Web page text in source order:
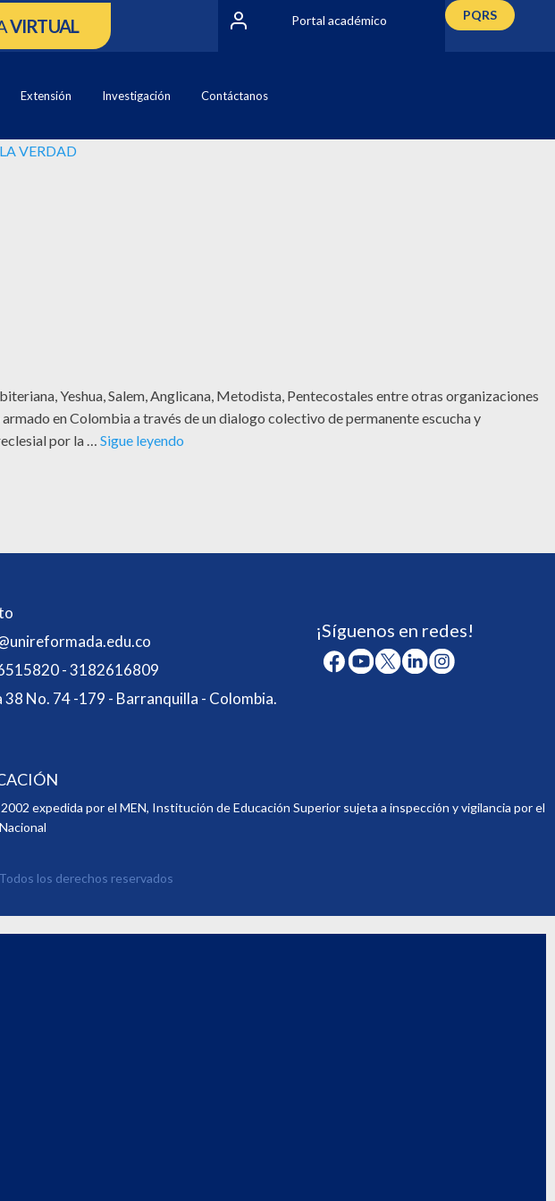
VIRTUAL Portal académico PQRS
Extensión Investigación Contáctanos
VERDAD
Yeshua, Salem, Anglicana, Metodista, Pentecostales entre otras organizaciones
en Colombia a través de un dialogo colectivo de permanente escucha y
por la … Sigue leyendo
- 3182616809
38 No. 74 -179 - Barranquilla - Colombia.
¡Síguenos en redes!
expedida por el MEN, Institución de Educación Superior sujeta a inspección y vigilancia por el
los derechos reservados